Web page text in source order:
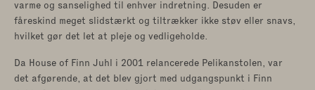
varme og sanselighed til enhver indretning. Desuden er
fåreskind meget slidstærkt og tiltrækker ikke støv eller snavs,
hvilket gør det let at pleje og vedligeholde.
Da House of Finn Juhl i 2001 relancerede Pelikanstolen, var
det afgørende, at det blev gjort med udgangspunkt i Finn